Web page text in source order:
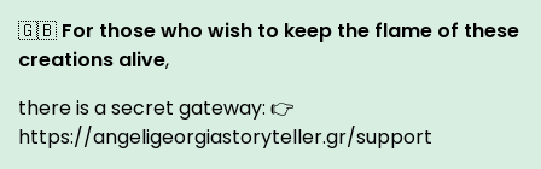
🇬🇧 For those who wish to keep the flame of these
creations alive,
there is a secret gateway: 👉
https://angeligeorgiastoryteller.gr/support